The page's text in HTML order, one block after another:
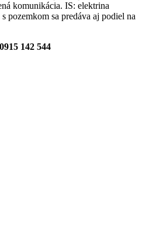
komunikácia. IS: elektrina
pozemkom sa predáva aj podiel na
142 544